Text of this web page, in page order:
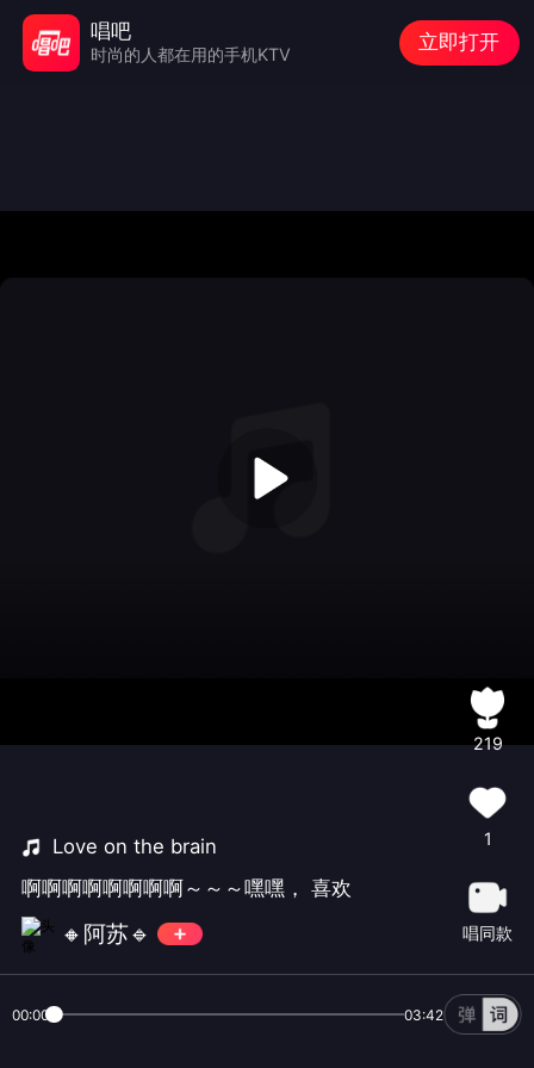
Love on the brain
啊啊啊啊啊啊啊啊～～～嘿嘿， 喜欢
🔸阿苏🔹
219
1
唱同款
00:00 03:42
唱吧
时尚的人都在用的手机KTV
立即打开